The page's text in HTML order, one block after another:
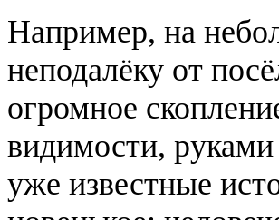
Например, на
неподалёку от
огромное
видимости,
уже известные